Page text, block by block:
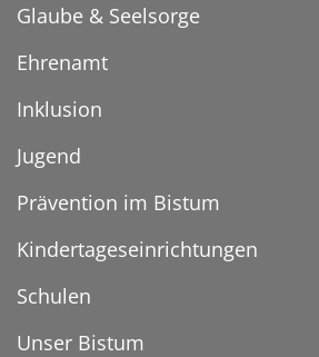
Glaube & Seelsorge
Ehrenamt
Inklusion
Jugend
Prävention im Bistum
Kindertageseinrichtungen
Schulen
Unser Bistum